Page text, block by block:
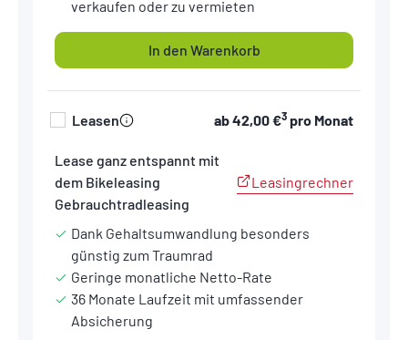
verkaufen oder zu vermieten
In den Warenkorb
Leasen ab42,00 €3 pro Monat
Lease ganz entspannt mit
dem Bikeleasing
Gebrauchtradleasing
Leasingrechner
Dank Gehaltsumwandlung besonders
günstig zum Traumrad
Geringe monatliche Netto-Rate
36 Monate Laufzeit mit umfassender
Absicherung